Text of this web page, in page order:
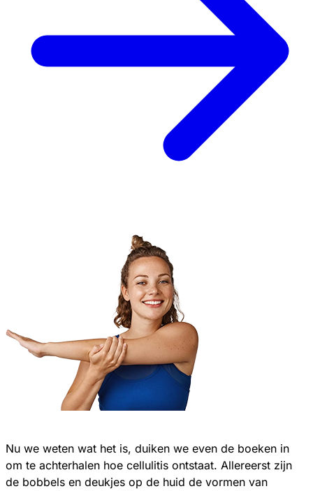
Nu we weten wat het is, duiken we even de boeken in
om te achterhalen hoe cellulitis ontstaat. Allereerst zijn
de bobbels en deukjes op de huid de vormen van